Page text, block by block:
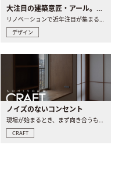
大注目の建築意匠・アール。人気の理由と空間に取り入れるポイント
リノベーションで近年注目が集まる建築意匠の一つであるアール..
デザイン
ノイズのないコンセント
現場が始まるとき、まず向き合うものの一つがコンセントです..
CRAFT